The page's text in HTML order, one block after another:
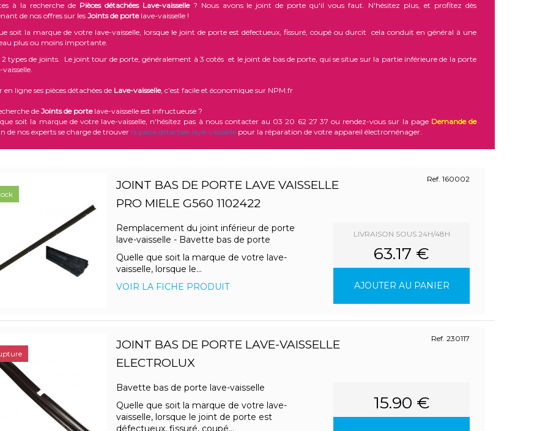
à la recherche de Pièces détachées Lave-vaisselle? Nous avons le joint de porte qu'il vous faut. N'hésitez plus, et profitez dès
de nos offres sur les Joints de portelave-vaisselle !
soit la marque de votre lave-vaisselle, lorsque le joint de porte est défectueux, fissuré, coupé ou durcit cela conduit en général à une
plus ou moins importante.
2 types de joints. Le joint tour de porte, généralement à 3 cotés et le joint de bas de porte, qui se situe sur la partie inférieure de la porte
en ligne ses pièces détachées de Lave-vaisselle, c’est facile et économique sur NPM.fr
de Joints de portelave-vaisselle est infructueuse ?
soit la marque de votre lave-vaisselle, n'hésitez pas à nous contacter au 03 20 62 27 37 ou rendez-vous sur la page Demande de
de nos experts se charge de trouver la pièce détachée lave-vaisselle pour la réparation de votre appareil électroménager.
JOINT BAS DE PORTE LAVE VAISSELLE
PRO MIELE G560 1102422
Ref. 160002
Remplacement du joint inférieur de porte
lave-vaisselle - Bavette bas de porte
Quelle que soit la marque de votre lave-
vaisselle, lorsque le...
VOIR LA FICHE PRODUIT
LIVRAISON SOUS 24H/48H
63.17 €
AJOUTER AU PANIER
JOINT BAS DE PORTE LAVE-VAISSELLE
ELECTROLUX
Ref. 230117
Bavette bas de porte lave-vaisselle
Quelle que soit la marque de votre lave-
vaisselle, lorsque le joint de porte est
défectueux, fissuré, coupé...
15.90 €